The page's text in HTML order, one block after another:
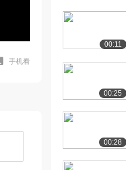
手机看
00:11
00:25
00:28